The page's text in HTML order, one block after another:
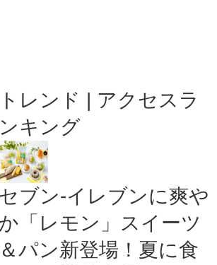
トレンド | アクセスラ
ンキング
セブン‐イレブンに爽や
か「レモン」スイーツ
＆パン新登場！夏に食